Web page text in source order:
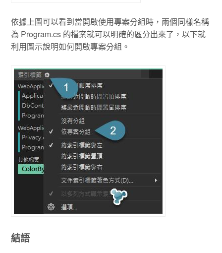
依據上圖可以看到當開啟使用專案分組時，兩個同樣名稱
為 Program.cs 的檔案就可以明確的區分出來了，以下就
利用圖示說明如何開啟專案分組。
結語